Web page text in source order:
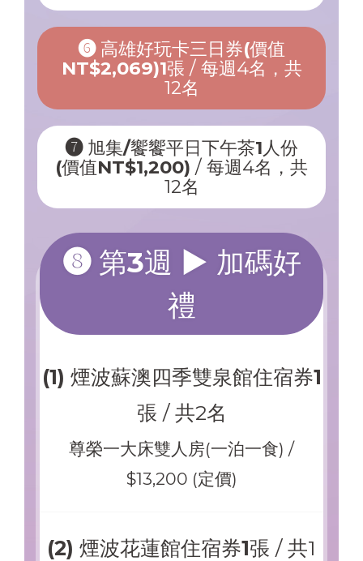
➏ 高雄好玩卡三日券(價值
NT$2,069)1張 / 每週4名，共
12名
➐ 旭集/饗饗平日下午茶1人份
(價值NT$1,200) / 每週4名，共
12名
➑ 第3週 ▶ 加碼好
禮
(1) 煙波蘇澳四季雙泉館住宿券1
張 / 共2名
尊榮一大床雙人房(一泊一食) /
$13,200 (定價)
(2) 煙波花蓮館住宿券1張 / 共1